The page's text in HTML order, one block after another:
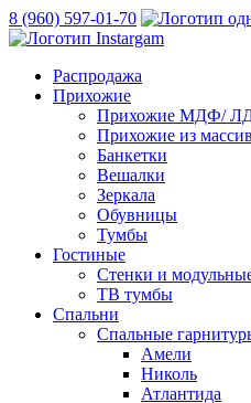
8 (960) 597-01-70
Распродажа
Прихожие
Прихожие МДФ/
Прихожие из
Банкетки
Вешалки
Зеркала
Обувницы
Тумбы
Гостиные
Стенки и
ТВ тумбы
Спальни
Спальные
Амели
Николь
Атлантида